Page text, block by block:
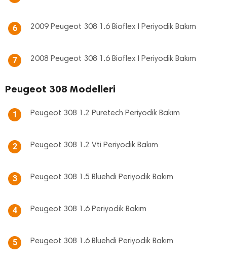
6 2009 Peugeot 308 1.6 Bioflex I Periyodik Bakım
7 2008 Peugeot 308 1.6 Bioflex I Periyodik Bakım
Peugeot 308 Modelleri
1 Peugeot 308 1.2 Puretech Periyodik Bakım
2 Peugeot 308 1.2 Vti Periyodik Bakım
3 Peugeot 308 1.5 Bluehdi Periyodik Bakım
4 Peugeot 308 1.6 Periyodik Bakım
5 Peugeot 308 1.6 Bluehdi Periyodik Bakım